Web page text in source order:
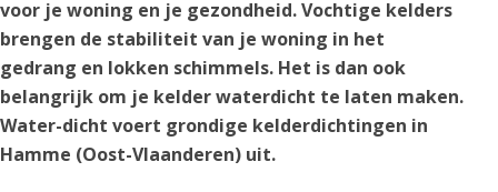
voor je woning en je gezondheid. Vochtige kelders
brengen de stabiliteit van je woning in het
gedrang en lokken schimmels. Het is dan ook
belangrijk om je kelder waterdicht te laten maken.
Water-dicht voert grondige kelderdichtingen in
Hamme (Oost-Vlaanderen) uit.